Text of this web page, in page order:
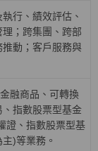
行、績效評估、
；跨集團、跨部
動；客戶服務與
融商品、可轉換
指數股票型基金
證、指數股票型基
)等業務。